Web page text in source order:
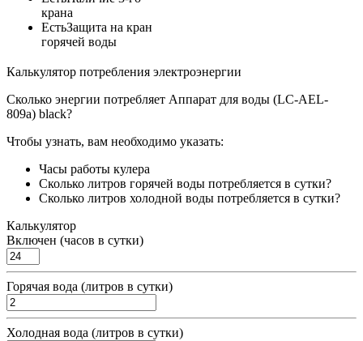
крана
ЕстьЗащита на кран
горячей воды
Калькулятор потребления электроэнергии
Сколько энергии потребляет Аппарат для воды (LC-AEL-
809a) black?
Чтобы узнать, вам необходимо указать:
Часы работы кулера
Сколько литров горячей воды потребляется в сутки?
Сколько литров холодной воды потребляется в сутки?
Калькулятор
Включен (часов в сутки)
Горячая вода (литров в сутки)
Холодная вода (литров в сутки)